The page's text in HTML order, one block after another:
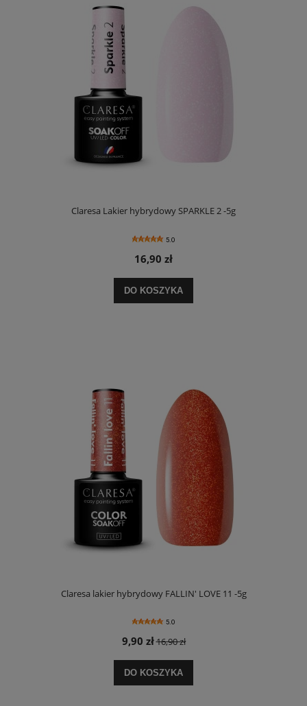
Claresa Lakier hybrydowy SPARKLE 2 -5g
5.0
16,90 zł
DO KOSZYKA
Claresa lakier hybrydowy FALLIN' LOVE 11 -5g
5.0
9,90 zł16,90 zł
DO KOSZYKA